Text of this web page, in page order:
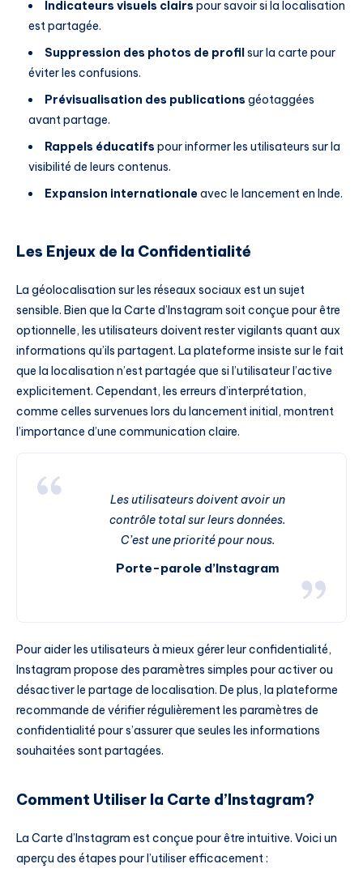
Indicateurs visuels clairs pour savoir si la localisation
est partagée.
Suppression des photos de profilsur la carte pour
éviter les confusions.
Prévisualisation des publications géotaggées
avant partage.
Rappels éducatifs pour informer les utilisateurs sur la
visibilité de leurs contenus.
Expansion internationaleavec le lancement en Inde.
Les Enjeux de la Confidentialité
La géolocalisation sur les réseaux sociaux est un sujet
sensible. Bien que la Carte d’Instagram soit conçue pour être
optionnelle, les utilisateurs doivent rester vigilants quant aux
informations qu’ils partagent. La plateforme insiste sur le fait
que la localisation n’est partagée que si l’utilisateur l’active
explicitement. Cependant, les erreurs d’interprétation,
comme celles survenues lors du lancement initial, montrent
l’importance d’une communication claire.
Les utilisateurs doivent avoir un
contrôle total sur leurs données.
C’est une priorité pour nous.
Porte-parole d’Instagram
Pour aider les utilisateurs à mieux gérer leur confidentialité,
Instagram propose des paramètres simples pour activer ou
désactiver le partage de localisation. De plus, la plateforme
recommande de vérifier régulièrement les paramètres de
confidentialité pour s’assurer que seules les informations
souhaitées sont partagées.
Comment Utiliser la Carte d’Instagram?
La Carte d’Instagram est conçue pour être intuitive. Voici un
aperçu des étapes pour l’utiliser efficacement :